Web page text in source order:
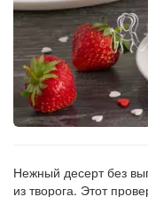
заказу
Нежный десерт без
из творога. Этот